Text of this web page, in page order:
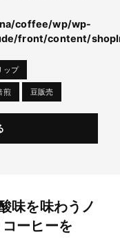
coffee/wp/wp-
front/content/
ップ
煎 豆販売
味を味わうノ
ーヒーを